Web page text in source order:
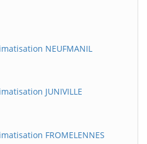
NEUFMANIL
JUNIVILLE
FROMELENNES